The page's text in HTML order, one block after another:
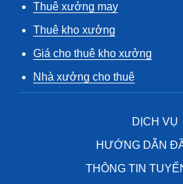
Thuê xưởng may
Thuê kho xưởng
Giá cho thuê kho xưởng
Nhà xưởng cho thuê
DỊCH VỤ
HƯỚNG DẪN
THÔNG TIN